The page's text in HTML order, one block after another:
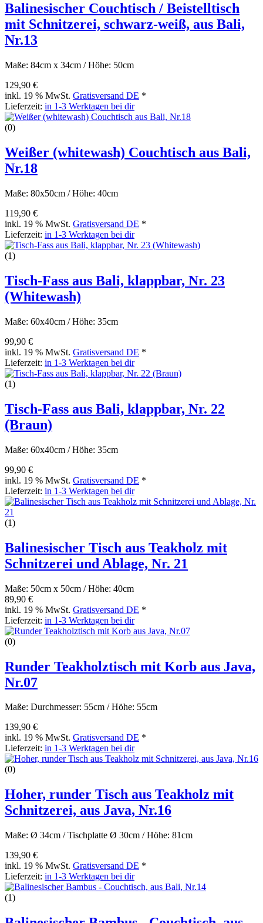
Balinesischer Couchtisch / Beistelltisch
mit Schnitzerei, schwarz-weiß, aus Bali,
Nr.13
Maße: 84cm x 34cm / Höhe: 50cm
129,90 €
inkl. 19 % MwSt. Gratisversand DE *
Lieferzeit: in 1-3 Werktagen bei dir
(0)
Weißer (whitewash) Couchtisch aus Bali,
Nr.18
Maße: 80x50cm / Höhe: 40cm
119,90 €
inkl. 19 % MwSt. Gratisversand DE *
Lieferzeit: in 1-3 Werktagen bei dir
(1)
Tisch-Fass aus Bali, klappbar, Nr. 23
(Whitewash)
Maße: 60x40cm / Höhe: 35cm
99,90 €
inkl. 19 % MwSt. Gratisversand DE *
Lieferzeit: in 1-3 Werktagen bei dir
(1)
Tisch-Fass aus Bali, klappbar, Nr. 22
(Braun)
Maße: 60x40cm / Höhe: 35cm
99,90 €
inkl. 19 % MwSt. Gratisversand DE *
Lieferzeit: in 1-3 Werktagen bei dir
(1)
Balinesischer Tisch aus Teakholz mit
Schnitzerei und Ablage, Nr. 21
Maße: 50cm x 50cm / Höhe: 40cm
89,90 €
inkl. 19 % MwSt. Gratisversand DE *
Lieferzeit: in 1-3 Werktagen bei dir
(0)
Runder Teakholztisch mit Korb aus Java,
Nr.07
Maße: Durchmesser: 55cm / Höhe: 55cm
139,90 €
inkl. 19 % MwSt. Gratisversand DE *
Lieferzeit: in 1-3 Werktagen bei dir
(0)
Hoher, runder Tisch aus Teakholz mit
Schnitzerei, aus Java, Nr.16
Maße: Ø 34cm / Tischplatte Ø 30cm / Höhe: 81cm
139,90 €
inkl. 19 % MwSt. Gratisversand DE *
Lieferzeit: in 1-3 Werktagen bei dir
(1)